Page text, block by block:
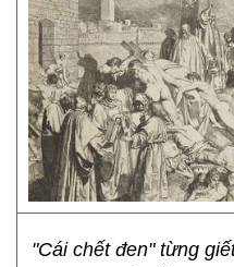
"Cái chết đen" từng